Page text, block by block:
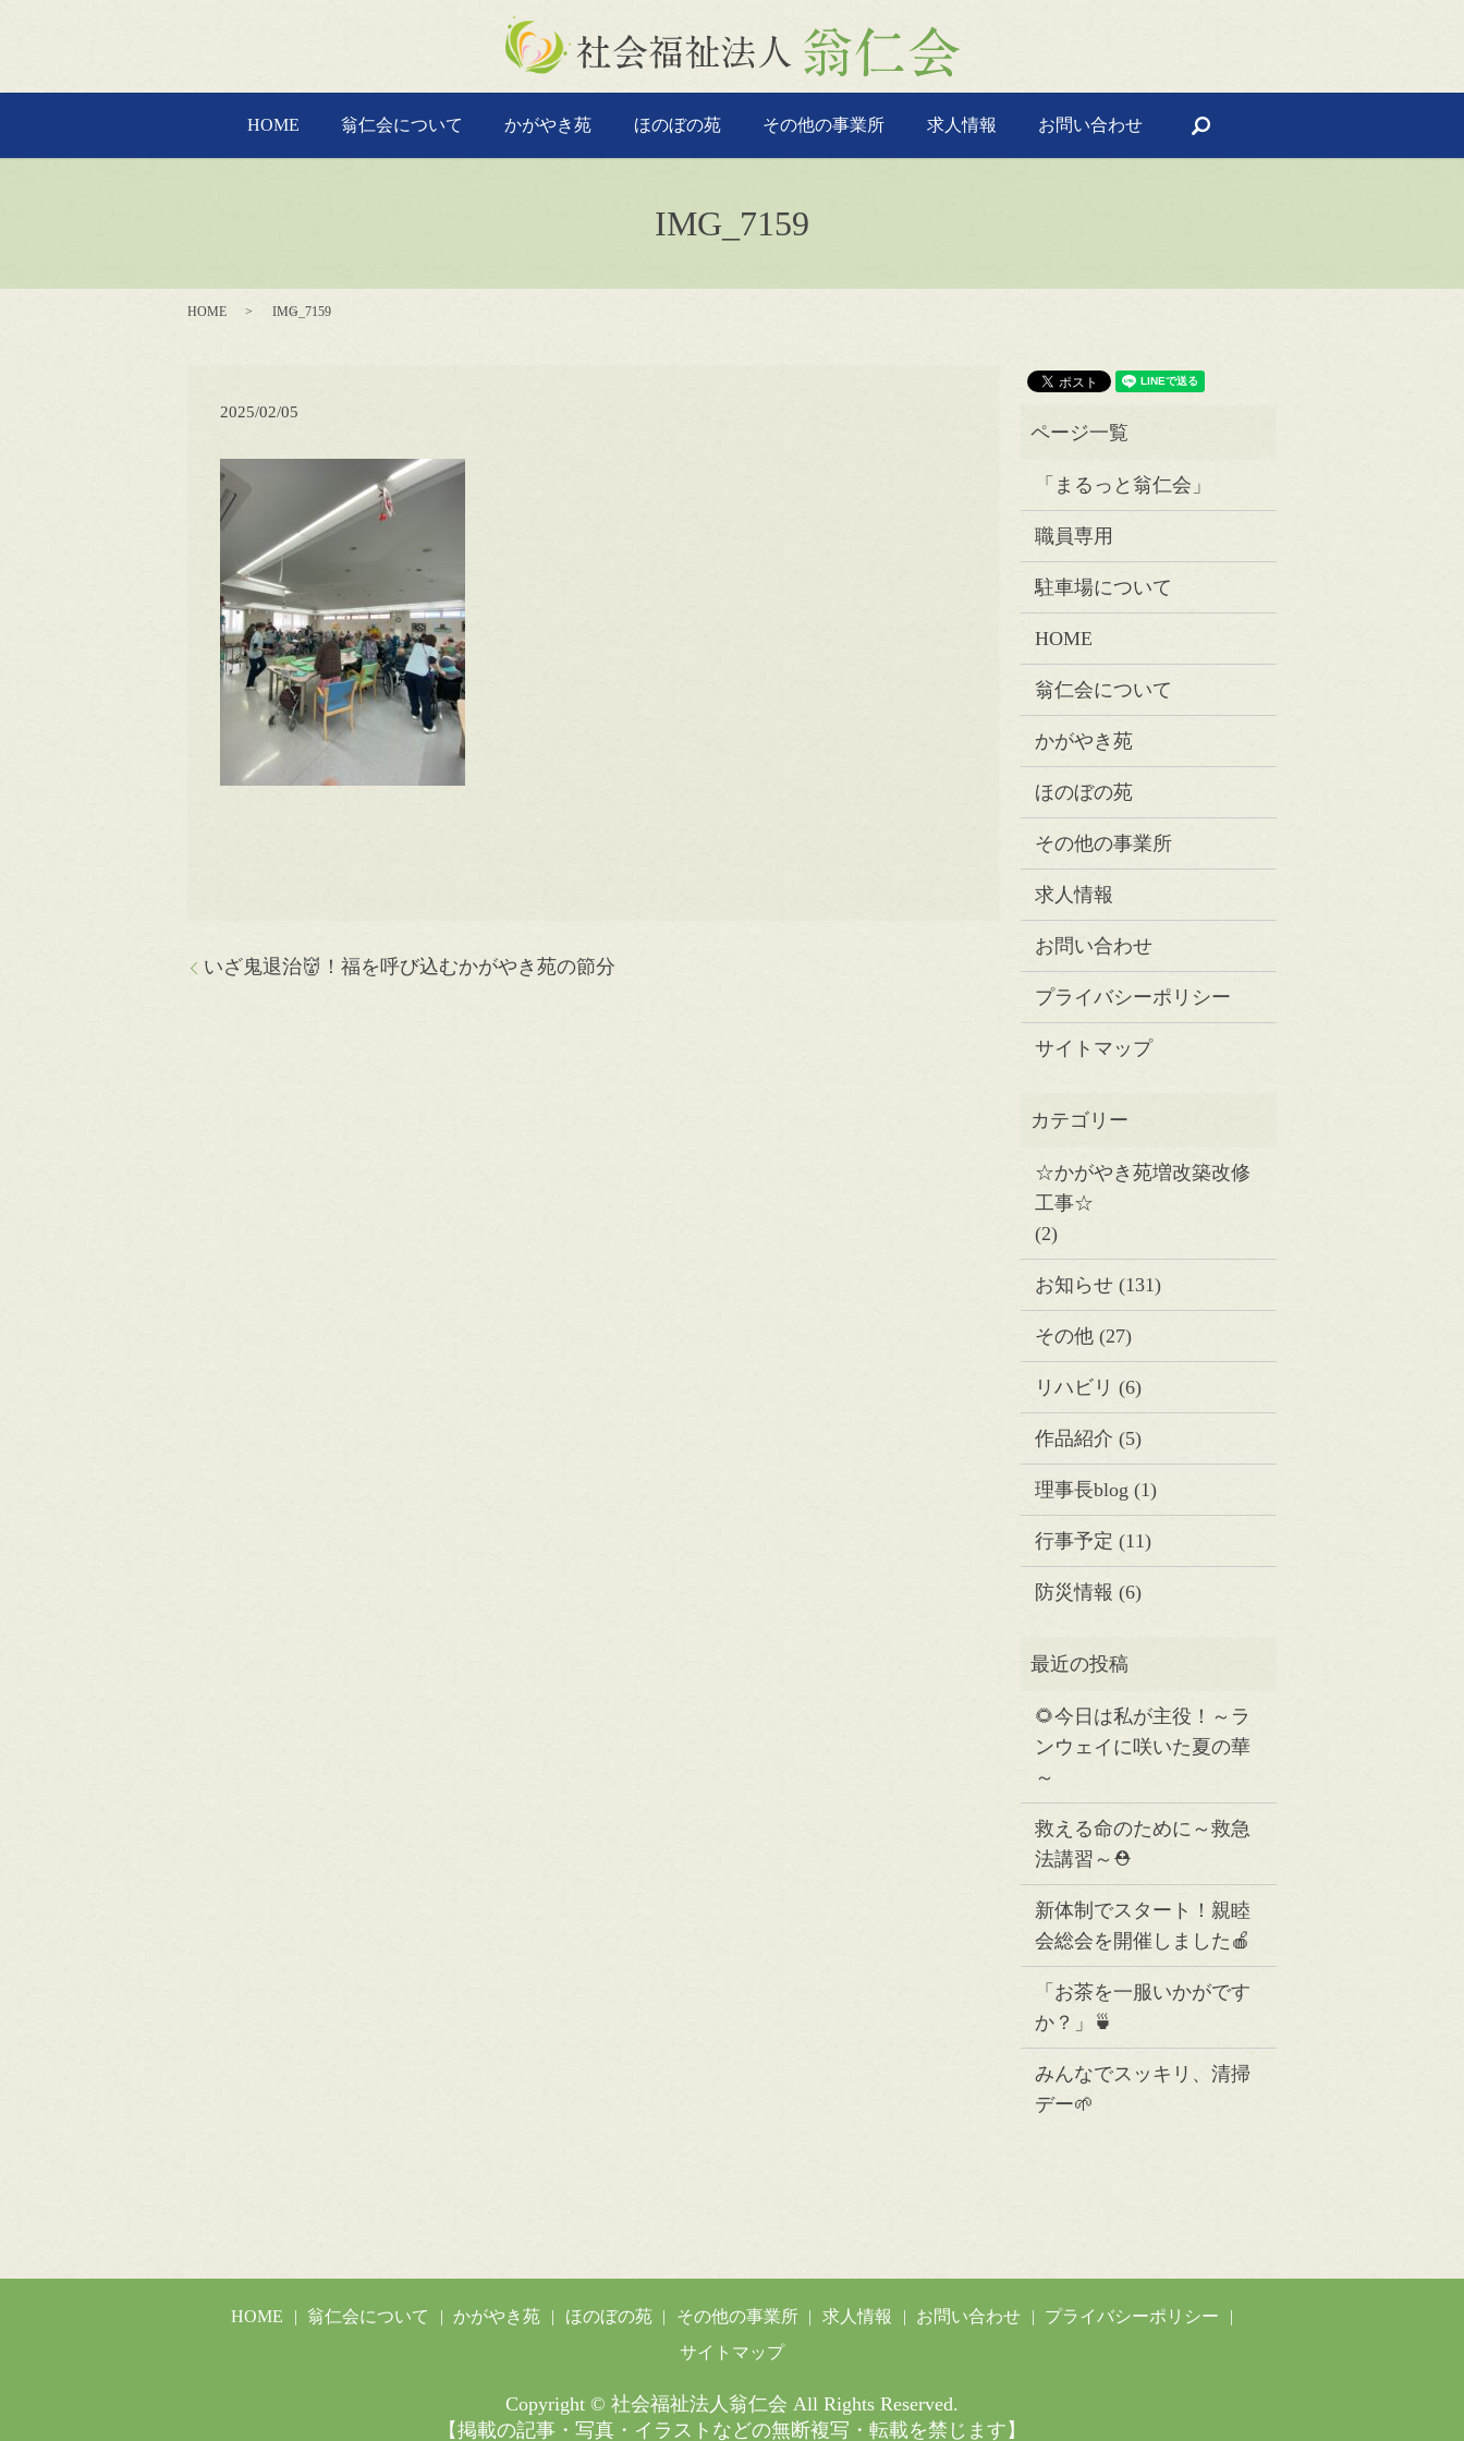
HOME 翁仁会について かがやき苑 ほのぼの苑 その他の事業所 求人情報 お問い合わせ
IMG_7159
HOME IMG_7159
2025/02/05
いざ鬼退治👹！福を呼び込むかがやき苑の節分
「まるっと翁仁会」
職員専用
駐車場について
HOME
翁仁会について
かがやき苑
ほのぼの苑
その他の事業所
求人情報
お問い合わせ
プライバシーポリシー
サイトマップ
☆かがやき苑増改築改修
工事☆
(2)
お知らせ(131)
その他(27)
リハビリ (6)
作品紹介 (5)
理事長blog (1)
行事予定 (11)
防災情報 (6)
🌻今日は私が主役！～ラ
ンウェイに咲いた夏の華
～
救える命のために～救急
法講習～⛑️
新体制でスタート！親睦
会総会を開催しました🍎
「お茶を一服いかがです
か？」🍵
みんなでスッキリ、清掃
デー🌱
HOME 翁仁会について かがやき苑 ほのぼの苑 その他の事業所 求人情報 お問い合わせ
プライバシーポリシー
サイトマップ
Copyright © 社会福祉法人翁仁会 All Rights Reserved.
【掲載の記事・写真・イラストなどの無断複写・転載を禁じます】